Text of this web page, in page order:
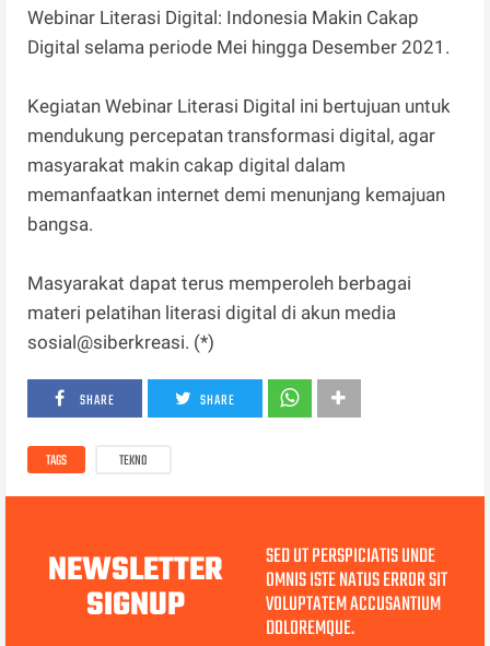
Webinar Literasi Digital: Indonesia Makin Cakap
Digital selama periode Mei hingga Desember 2021.
Kegiatan Webinar Literasi Digital ini bertujuan untuk
mendukung percepatan transformasi digital, agar
masyarakat makin cakap digital dalam
memanfaatkan internet demi menunjang kemajuan
bangsa.
Masyarakat dapat terus memperoleh berbagai
materi pelatihan literasi digital di akun media
sosial@siberkreasi. (*)
SHARE SHARE
TAGS TEKNO
NEWSLETTER
SIGNUP
SED UT PERSPICIATIS UNDE
OMNIS ISTE NATUS ERROR SIT
VOLUPTATEM ACCUSANTIUM
DOLOREMQUE.